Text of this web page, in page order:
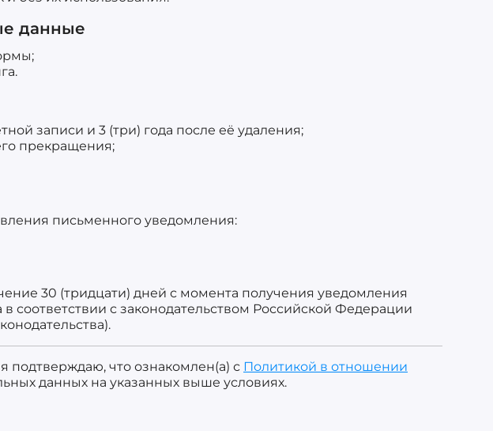
данные
записи и 3 (три) года после её удаления;
прекращения;
письменного уведомления:
30 (тридцати) дней с момента получения уведомления
соответствии с законодательством Российской Федерации
подтверждаю, что ознакомлен(а) с Политикой в отношении
данных на указанных выше условиях.